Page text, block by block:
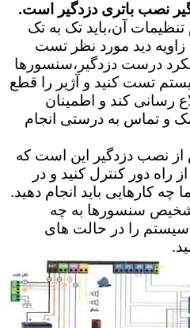
نصب باتری دزدگیر است.
آن،باید تک به تک
دید مورد نظر تست
درست دزدگیر،سنسورها
تست کنید و آژیر را قطع
رسانی کند و اطمینان
و تماس به درستی انجام
از نصب دزدگیر این است که
راه دور کنترل کنید و در
کارهایی باید انجام دهید.
سنسورها به چه
را در حالت های